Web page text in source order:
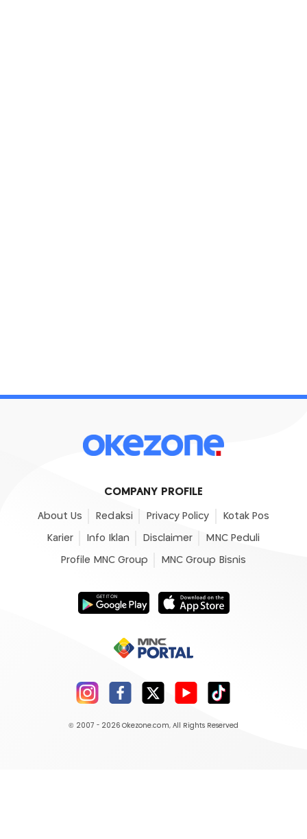
COMPANY PROFILE
About Us Redaksi Privacy Policy Kotak Pos
Karier Info Iklan Disclaimer MNC Peduli
Profile MNC Group MNC Group Bisnis
© 2007 - 2026 Okezone.com, All Rights Reserved